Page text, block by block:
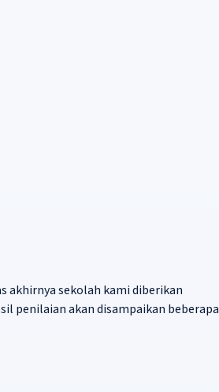
akhirnya sekolah kami diberikan
penilaian akan disampaikan beberapa